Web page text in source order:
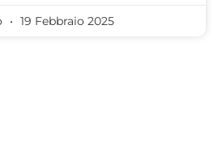
19 Febbraio 2025